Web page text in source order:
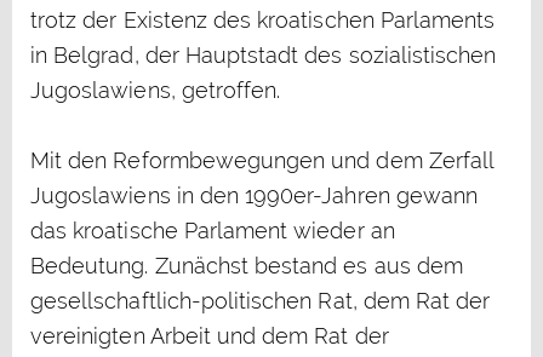
trotz der Existenz des kroatischen Parlaments
in Belgrad, der Hauptstadt des sozialistischen
Jugoslawiens, getroffen.
Mit den Reformbewegungen und dem Zerfall
Jugoslawiens in den 1990er-Jahren gewann
das kroatische Parlament wieder an
Bedeutung. Zunächst bestand es aus dem
gesellschaftlich-politischen Rat, dem Rat der
vereinigten Arbeit und dem Rat der